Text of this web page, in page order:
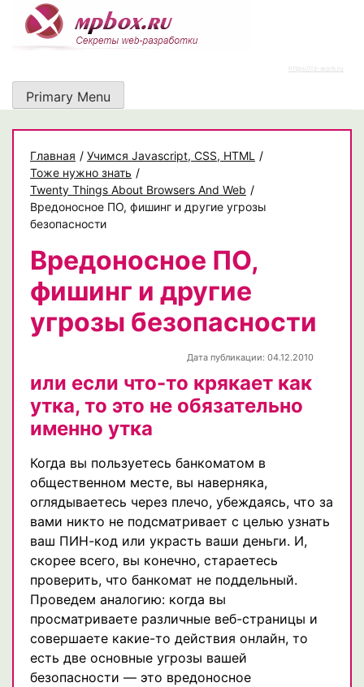
content
https://rz-work.ru
Primary Menu
Главная / Учимся Javascript, CSS, HTML
/
Тоже нужно знать /
Twenty Things About Browsers And Web /
Вредоносное ПО, фишинг и другие угрозы
безопасности
Вредоносное ПО,
фишинг и другие
угрозы безопасности
Дата публикации: 04.12.2010
или если что-то крякает как
утка, то это не обязательно
именно утка
Когда вы пользуетесь банкоматом в
общественном месте, вы наверняка,
оглядываетесь через плечо, убеждаясь, что за
вами никто не подсматривает с целью узнать
ваш ПИН-код или украсть ваши деньги. И,
скорее всего, вы конечно, стараетесь
проверить, что банкомат не поддельный.
Проведем аналогию: когда вы
просматриваете различные веб-страницы и
совершаете какие-то действия онлайн, то
есть две основные угрозы вашей
безопасности — это вредоносное